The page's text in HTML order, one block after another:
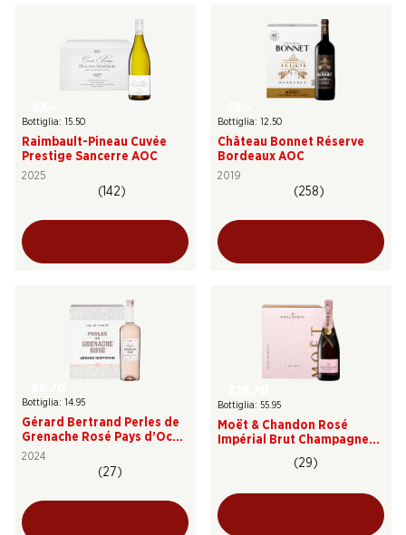
Bottiglia: 15.50
Raimbault-Pineau Cuvée
Prestige Sancerre AOC
2025
(142)
Bottiglia: 12.50
Château Bonnet Réserve
Bordeaux AOC
2019
(258)
Bottiglia: 14.95
Gérard Bertrand Perles de
Grenache Rosé Pays d’Oc
IGP
2024
(27)
Bottiglia: 55.95
Moët & Chandon Rosé
Impérial Brut Champagne
(29)